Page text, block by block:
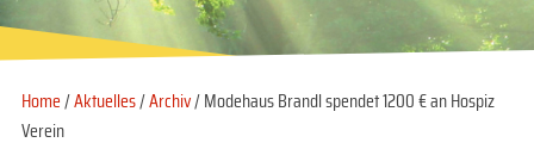
Home/Aktuelles/Archiv/ Modehaus Brandl spendet 1200 € an Hospiz
Verein